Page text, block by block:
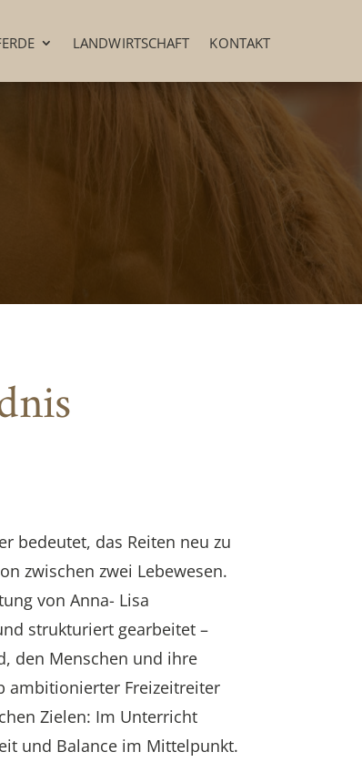
LANDWIRTSCHAFT KONTAKT
bedeutet, das Reiten neu zu
zwischen zwei Lebewesen.
von Anna- Lisa
strukturiert gearbeitet –
den Menschen und ihre
ambitionierter Freizeitreiter
Zielen: Im Unterricht
und Balance im Mittelpunkt.